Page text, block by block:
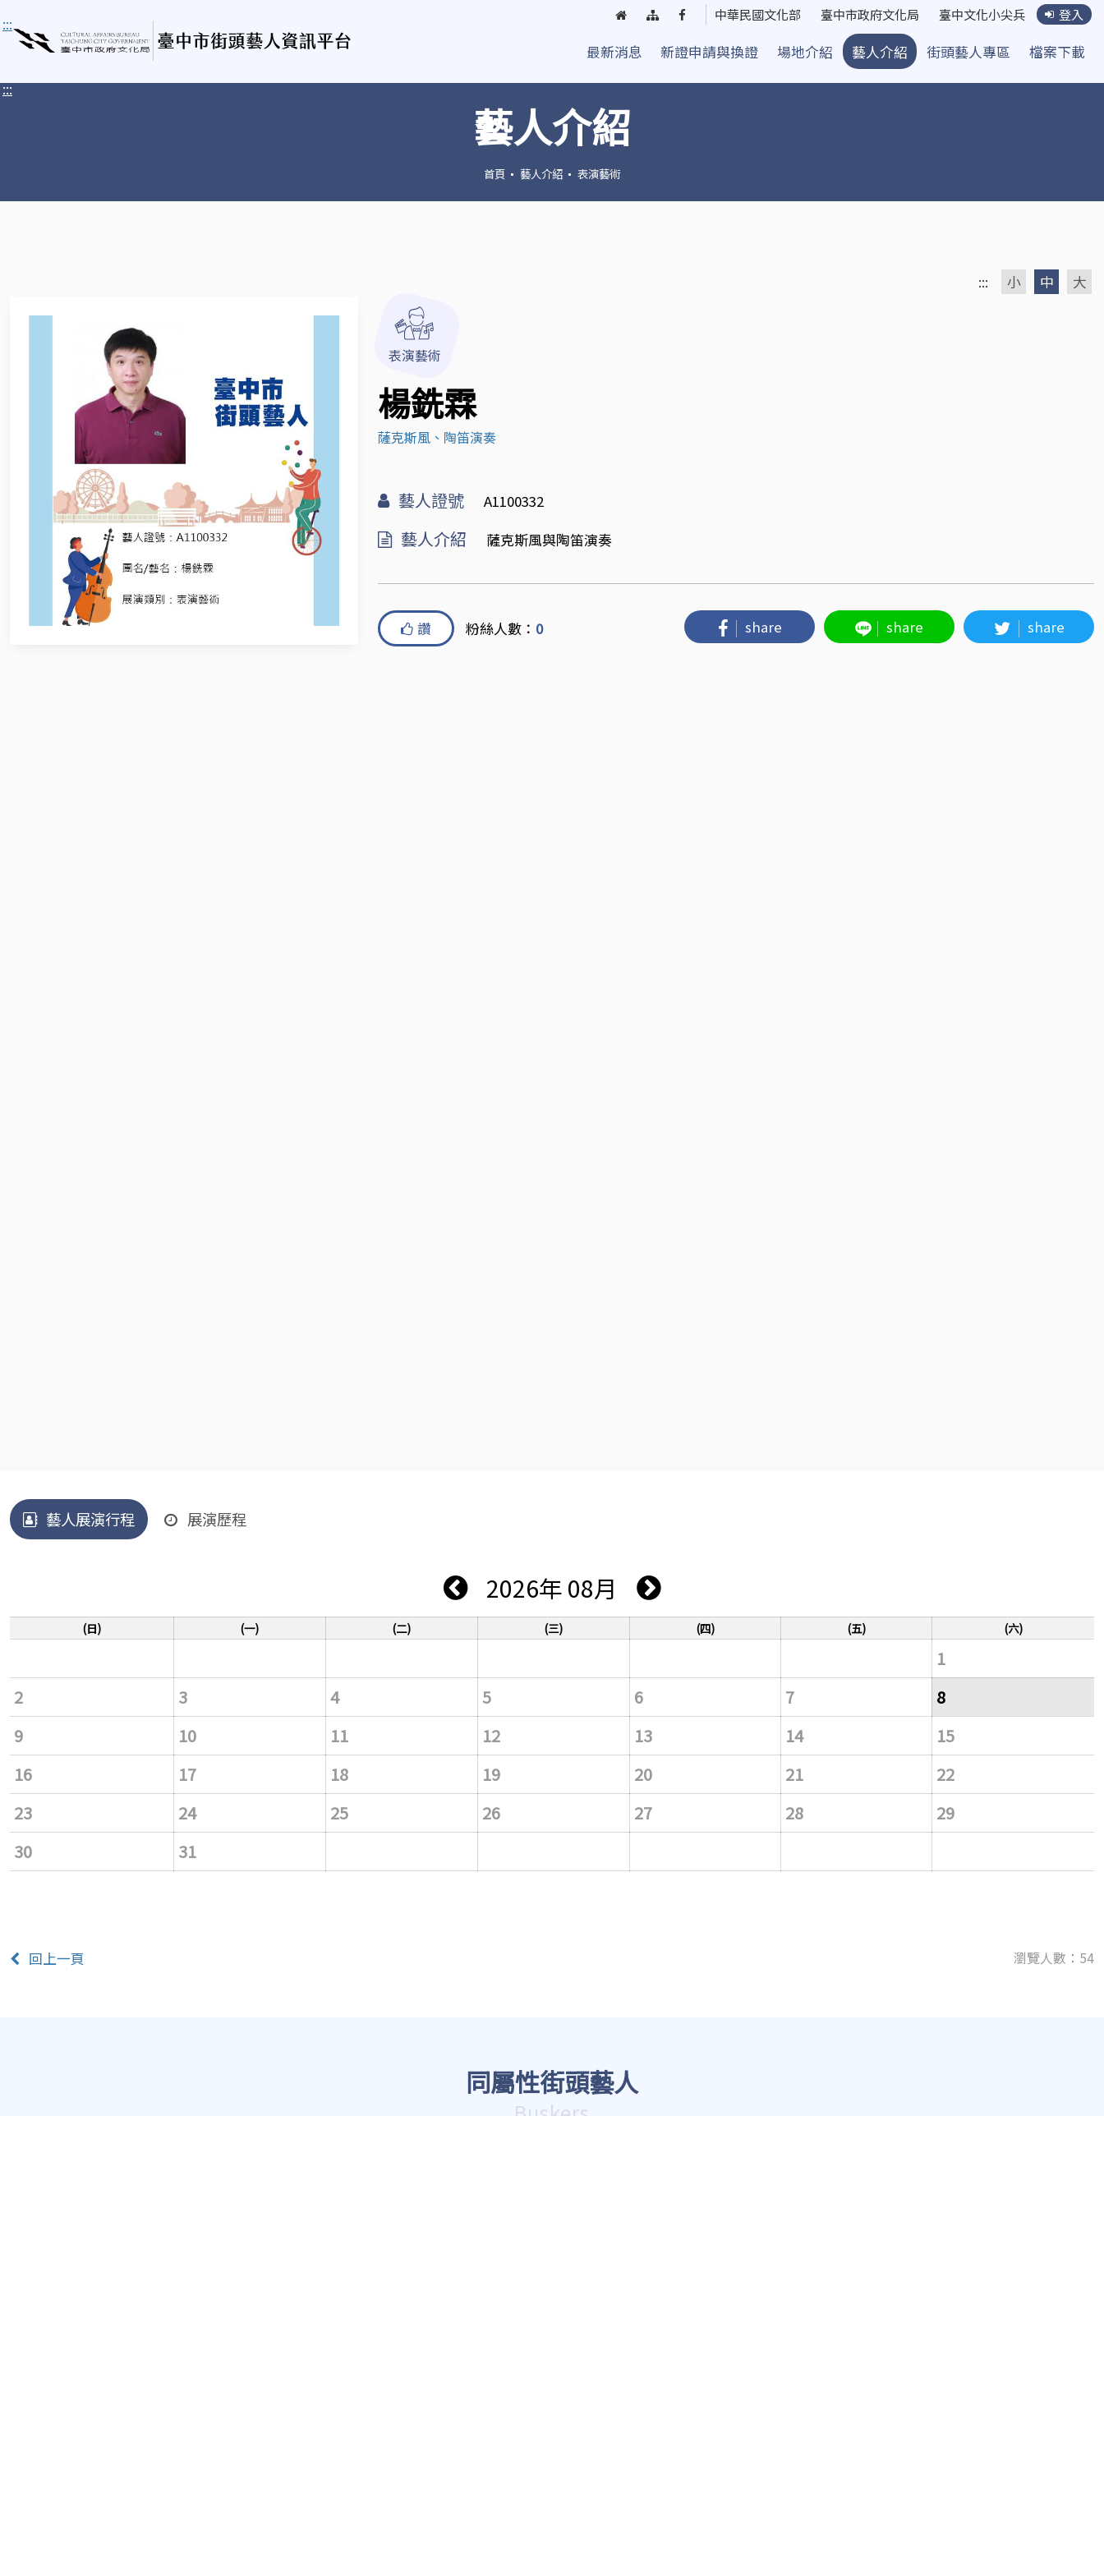
:::
回
頁
網
導
覽
臺
街
頭
中華民國文化部 臺中市政府文化局 臺中文化小尖兵 登入
最新消息 新證申請與換證 場地介紹 藝人介紹 街頭藝人專區
檔案下載
:::
藝人介紹
首頁 藝人介紹 表演藝術
::: 小 中 大
表演藝術
楊銑霖
薩克斯風、陶笛演奏
藝人證號 A1100332
藝人介紹 薩克斯風與陶笛演奏
讚 粉絲人數： 0 share share share
藝人展演行程 展演歷程
2026年 08月
(日) (一) (二) (三) (四) (五) (六)
1
2
3 4 5 6 7
8
9
10 11 12 13 14
15
16
17 18 19 20 21
22
23
24 25 26 27 28
29
30
31
回上一頁 瀏覽人數：54
同屬性街頭藝人
Buskers